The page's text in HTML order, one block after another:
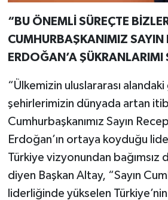
“BU ÖNEMLİ SÜREÇTE
CUMHURBAŞKANIMIZ SAYIN
ERDOĞAN’A ŞÜKRANLARIMI
“Ülkemizin uluslararası
şehirlerimizin dünyada artan
Cumhurbaşkanımız Sayın
Erdoğan’ın ortaya koyduğu
Türkiye vizyonundan bağımsız
diyen Başkan Altay, “Sayın
liderliğinde yükselen